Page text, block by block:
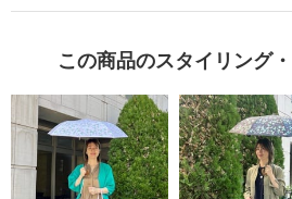
この商品のスタイリング